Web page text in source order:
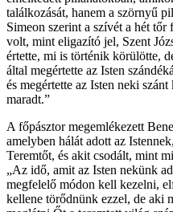
találkozását, hanem a szörnyű
Simeon szerint a szívét a hét
volt, mint eligazító jel, Szent
értette, mi is történik körülötte,
által megértette az Isten
és megértette az Isten neki
maradt.”
A főpásztor megemlékezett
amelyben hálát adott az
Teremtőt, és akit csodált, mint
„Az idő, amit az Isten nekünk
megfelelő módon kell kezelni,
kellene törődnünk ezzel, de aki